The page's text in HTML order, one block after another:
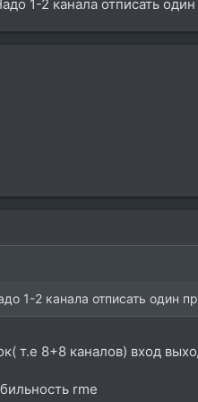
1-2 канала отписать
1-2 канала отписать один
т.е 8+8 каналов) вход
rme